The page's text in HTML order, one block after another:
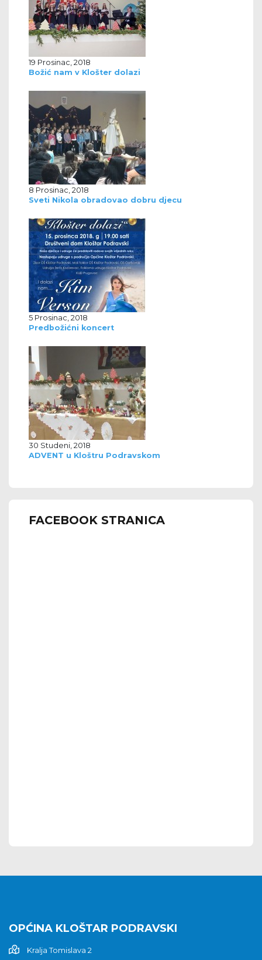
19 Prosinac, 2018
Božić nam v Klošter dolazi
8 Prosinac, 2018
Sveti Nikola obradovao dobru djecu
5 Prosinac, 2018
Predbožićni koncert
30 Studeni, 2018
ADVENT u Kloštru Podravskom
FACEBOOK STRANICA
OPĆINA KLOŠTAR PODRAVSKI
Kralja Tomislava 2